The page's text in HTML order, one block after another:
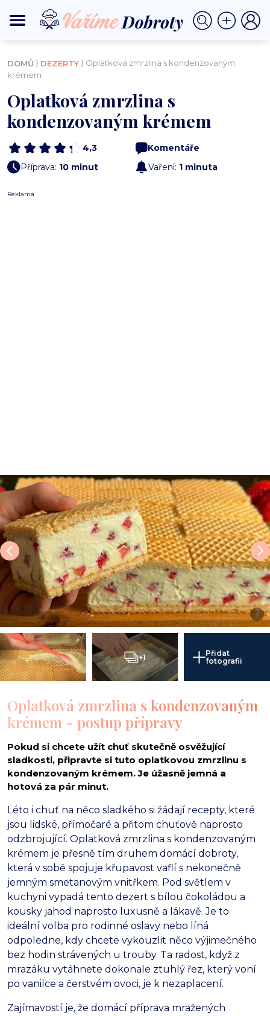
DOMŮ ⟩ DEZERTY ⟩ Oplatková zmrzlina s kondenzovaným
krémem
Oplatková zmrzlina s
kondenzovaným krémem
4,3
Komentáře
Příprava: 10 minut Vaření: 1 minuta
Reklama
i
+1
Přidat
fotografii
Oplatková zmrzlina s kondenzovaným
krémem - postup přípravy
Pokud si chcete užít chuť skutečně osvěžující
sladkosti, připravte si tuto oplatkovou zmrzlinu s
kondenzovaným krémem. Je úžasně jemná a
hotová za pár minut.
Léto i chuť na něco sladkého si žádají recepty, které
jsou lidské, přímočaré a přitom chuťově naprosto
odzbrojující. Oplatková zmrzlina s kondenzovaným
krémem je přesně tím druhem domácí dobroty,
která v sobě spojuje křupavost vaflí s nekonečně
jemným smetanovým vnitřkem. Pod světlem v
kuchyni vypadá tento dezert s bílou čokoládou a
kousky jahod naprosto luxusně a lákavě. Je to
ideální volba pro rodinné oslavy nebo líná
odpoledne, kdy chcete vykouzlit něco výjimečného
bez hodin strávených u trouby. Ta radost, když z
mrazáku vytáhnete dokonale ztuhlý řez, který voní
po vanilce a čerstvém ovoci, je k nezaplacení.
Zajímavostí je, že domácí příprava mražených